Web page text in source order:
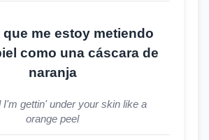
que me estoy metiendo
como una cáscara de
naranja
I'm gettin' under your skin like a
orange peel